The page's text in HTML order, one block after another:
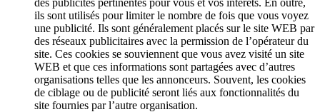
des publicités pertinentes pour vous et vos intérêts. En outre,
ils sont utilisés pour limiter le nombre de fois que vous voyez
une publicité. Ils sont généralement placés sur le site WEB par
des réseaux publicitaires avec la permission de l’opérateur du
site. Ces cookies se souviennent que vous avez visité un site
WEB et que ces informations sont partagées avec d’autres
organisations telles que les annonceurs. Souvent, les cookies
de ciblage ou de publicité seront liés aux fonctionnalités du
site fournies par l’autre organisation.